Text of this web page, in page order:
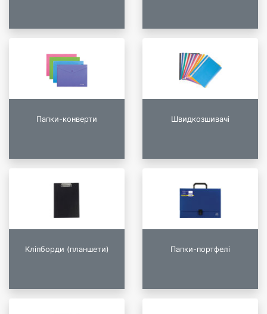
Папки-конверти Швидкозшивачі
Кліпборди (планшети) Папки-портфелі